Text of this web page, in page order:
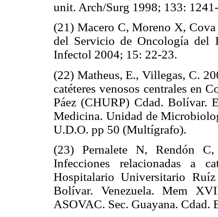
unit. Arch/Surg 1998; 133:
(21) Macero C, Moreno X,
del Servicio de Oncología del
Infectol 2004; 15: 22-23.
(22) Matheus, E., Villegas, C.
catéteres venosos centrales en
Páez (CHURP) Cdad. Bolívar.
Medicina. Unidad de
U.D.O. pp 50 (Multígrafo).
(23) Pernalete N, Rendón
Infecciones relacionadas a
Hospitalario Universitario
Bolívar. Venezuela. Mem
ASOVAC. Sec. Guayana.